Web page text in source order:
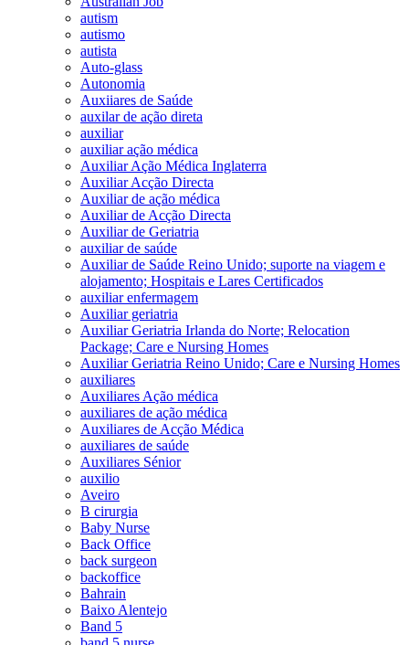
autism
autismo
autista
Auto-glass
Autonomia
Auxiiares de Saúde
auxilar de ação direta
auxiliar
auxiliar ação médica
Auxiliar Ação Médica Inglaterra
Auxiliar Acção Directa
Auxiliar de ação médica
Auxiliar de Acção Directa
Auxiliar de Geriatria
auxiliar de saúde
Auxiliar de Saúde Reino Unido; suporte na viagem e
alojamento; Hospitais e Lares Certificados
auxiliar enfermagem
Auxiliar geriatria
Auxiliar Geriatria Irlanda do Norte; Relocation
Package; Care e Nursing Homes
Auxiliar Geriatria Reino Unido; Care e Nursing Homes
auxiliares
Auxiliares Ação médica
auxiliares de ação médica
Auxiliares de Acção Médica
auxiliares de saúde
Auxiliares Sénior
auxilio
Aveiro
B cirurgia
Baby Nurse
Back Office
back surgeon
backoffice
Bahrain
Baixo Alentejo
Band 5